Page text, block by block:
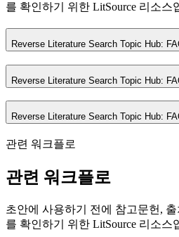
를 확인하기 위한 LitSource 리소스
Reverse Literature Search Topic Hub:
Reverse Literature Search Topic Hub:
Reverse Literature Search Topic Hub:
관련 워크플로
관련 워크플로
초안에 사용하기 전에 참고문헌,
를 확인하기 위한 LitSource 리소스